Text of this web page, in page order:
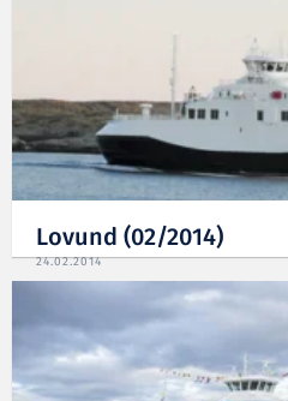
Lovund (02/2014)
24.02.2014